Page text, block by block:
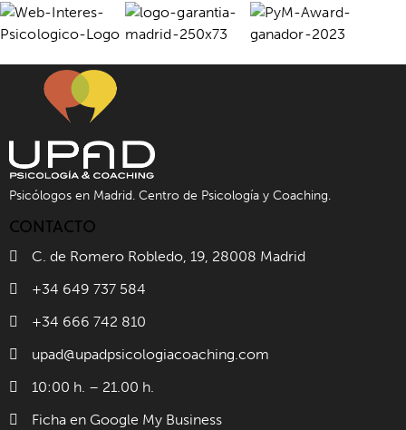
Psicólogos en Madrid. Centro de Psicología y Coaching.
CONTACTO
C. de Romero Robledo, 19, 28008 Madrid
+34 649 737 584
+34 666 742 810
upad@upadpsicologiacoaching.com
10:00 h. – 21.00 h.
Ficha en Google My Business